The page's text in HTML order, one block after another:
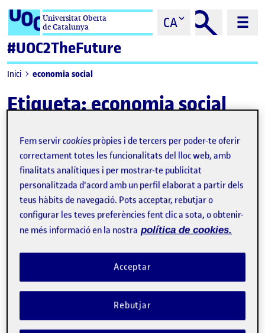
Saltar al contingutUniversitat Oberta
de Catalunya
CA
#UOC2TheFuture
Inici economia social
Etiqueta:economia social
video
Aprenentatge basat en estudis
de cas i portafolis digital (e-
portfolio) enEconomia Social.
Fem servircookies pròpies i de tercers per poder-te oferir
correctament totes les funcionalitats del lloc web, amb
finalitats analítiques i per mostrar-te publicitat
personalitzada d'acord amb un perfil elaborat a partir dels
teus hàbits de navegació. Pots acceptar, rebutjar o
configurar les teves preferències fent clic a sota, o obtenir-
ne més informació en la nostra política de cookies.
Rebutjar
Acceptar